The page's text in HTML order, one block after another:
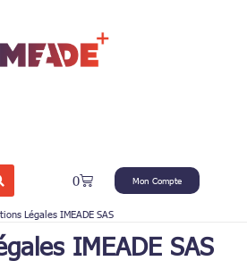
0
Panier Mon Compte
Légales IMEADE SAS
IMEADE SAS